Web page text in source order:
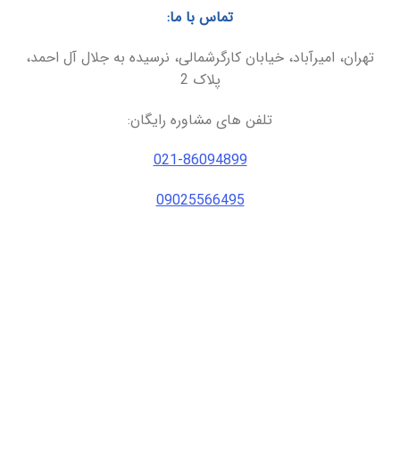
تماس با ما:
تهران، امیرآباد، خیابان کارگرشمالی، نرسیده به جلال آل احمد،
پلاک 2
تلفن های مشاوره رایگان:
021-86094899
09025566495